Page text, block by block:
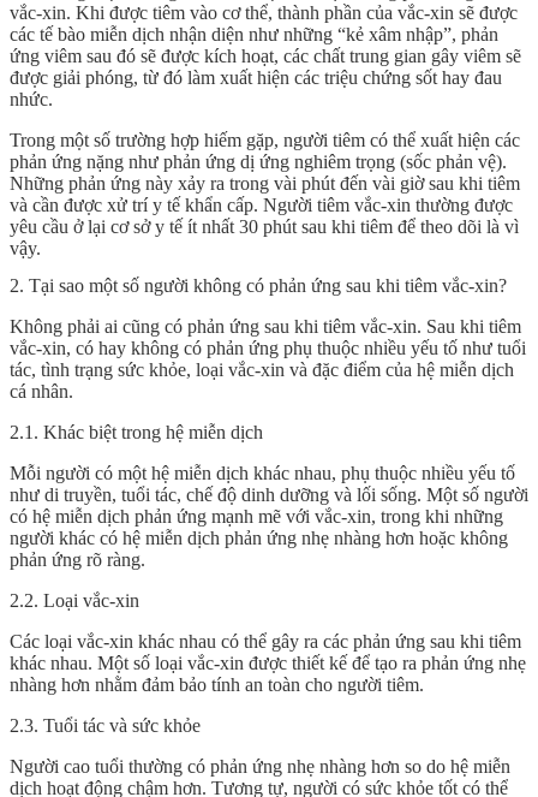
vắc-xin. Khi được tiêm vào cơ thể, thành phần của vắc-xin sẽ được
các tế bào miễn dịch nhận diện như những “kẻ xâm nhập”, phản
ứng viêm sau đó sẽ được kích hoạt, các chất trung gian gây viêm sẽ
được giải phóng, từ đó làm xuất hiện các triệu chứng sốt hay đau
nhức.
Trong một số trường hợp hiếm gặp, người tiêm có thể xuất hiện các
phản ứng nặng như phản ứng dị ứng nghiêm trọng (sốc phản vệ).
Những phản ứng này xảy ra trong vài phút đến vài giờ sau khi tiêm
và cần được xử trí y tế khẩn cấp. Người tiêm vắc-xin thường được
yêu cầu ở lại cơ sở y tế ít nhất 30 phút sau khi tiêm để theo dõi là vì
vậy.
2. Tại sao một số người không có phản ứng sau khi tiêm vắc-xin?
Không phải ai cũng có phản ứng sau khi tiêm vắc-xin. Sau khi tiêm
vắc-xin, có hay không có phản ứng phụ thuộc nhiều yếu tố như tuổi
tác, tình trạng sức khỏe, loại vắc-xin và đặc điểm của hệ miễn dịch
cá nhân.
2.1. Khác biệt trong hệ miễn dịch
Mỗi người có một hệ miễn dịch khác nhau, phụ thuộc nhiều yếu tố
như di truyền, tuổi tác, chế độ dinh dưỡng và lối sống. Một số người
có hệ miễn dịch phản ứng mạnh mẽ với vắc-xin, trong khi những
người khác có hệ miễn dịch phản ứng nhẹ nhàng hơn hoặc không
phản ứng rõ ràng.
2.2. Loại vắc-xin
Các loại vắc-xin khác nhau có thể gây ra các phản ứng sau khi tiêm
khác nhau. Một số loại vắc-xin được thiết kế để tạo ra phản ứng nhẹ
nhàng hơn nhằm đảm bảo tính an toàn cho người tiêm.
2.3. Tuổi tác và sức khỏe
Người cao tuổi thường có phản ứng nhẹ nhàng hơn so do hệ miễn
dịch hoạt động chậm hơn. Tương tự, người có sức khỏe tốt có thể